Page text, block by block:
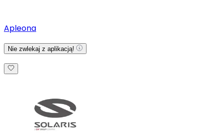
Apleona
Nie zwlekaj z aplikacją!